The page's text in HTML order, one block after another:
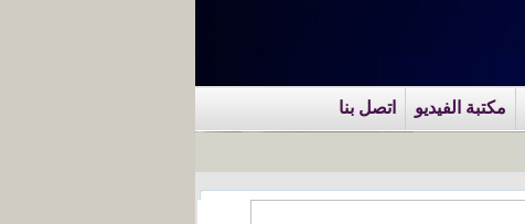
مكتبة الفيديو اتصل بنا